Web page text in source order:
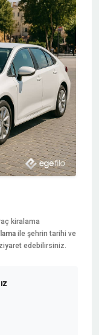
kiralama
ile şehrin tarihi ve
edebilirsiniz.